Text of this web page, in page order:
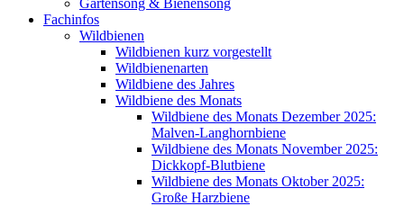
Gartensong & Bienensong
Fachinfos
Wildbienen
Wildbienen kurz vorgestellt
Wildbienenarten
Wildbiene des Jahres
Wildbiene des Monats
Wildbiene des Monats Dezember 2025:
Malven-Langhornbiene
Wildbiene des Monats November 2025:
Dickkopf-Blutbiene
Wildbiene des Monats Oktober 2025:
Große Harzbiene